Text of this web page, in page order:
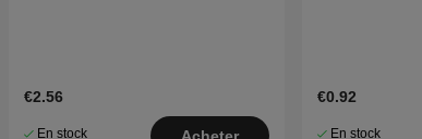
€2.56
En stock
€0.92
En stock